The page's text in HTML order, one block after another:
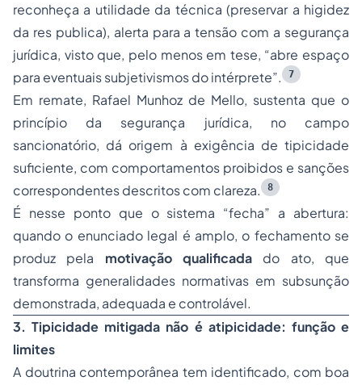
reconheça a utilidade da técnica (preservar a higidez
da res publica), alerta para a tensão com a segurança
jurídica, visto que, pelo menos em tese, “abre espaço
para eventuais subjetivismos do intérprete”.
7
Em remate, Rafael Munhoz de Mello, sustenta que o
princípio da segurança jurídica, no campo
sancionatório, dá origem à exigência de tipicidade
suficiente, com comportamentos proibidos e sanções
correspondentes descritos com clareza.
8
É nesse ponto que o sistema “fecha” a abertura:
quando o enunciado legal é amplo, o fechamento se
produz pela motivação qualificada do ato, que
transforma generalidades normativas em subsunção
demonstrada, adequada e controlável.
3. Tipicidade mitigada não é atipicidade: função e
limites
A doutrina contemporânea tem identificado, com boa